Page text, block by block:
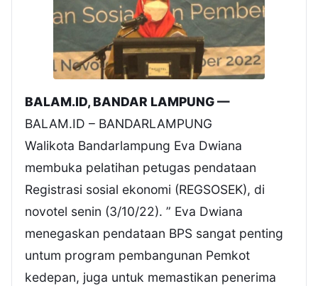
BALAM.ID, BANDAR LAMPUNG —
BALAM.ID – BANDARLAMPUNG
Walikota Bandarlampung Eva Dwiana
membuka pelatihan petugas pendataan
Registrasi sosial ekonomi (REGSOSEK), di
novotel senin (3/10/22). ” Eva Dwiana
menegaskan pendataan BPS sangat penting
untum program pembangunan Pemkot
kedepan, juga untuk memastikan penerima